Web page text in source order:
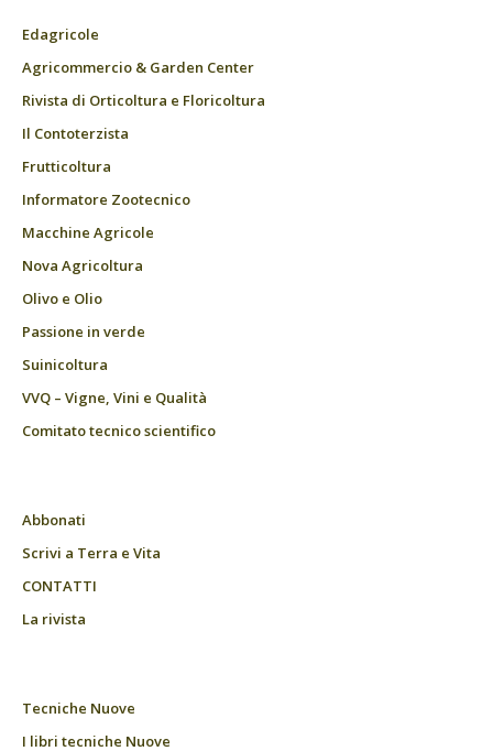
Edagricole
Agricommercio & Garden Center
Rivista di Orticoltura e Floricoltura
Il Contoterzista
Frutticoltura
Informatore Zootecnico
Macchine Agricole
Nova Agricoltura
Olivo e Olio
Passione in verde
Suinicoltura
VVQ – Vigne, Vini e Qualità
Comitato tecnico scientifico
Abbonati
Scrivi a Terra e Vita
CONTATTI
La rivista
Tecniche Nuove
I libri tecniche Nuove